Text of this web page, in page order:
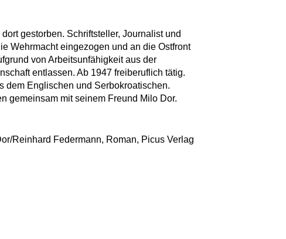
gestorben. Schriftsteller, Journalist und
Wehrmacht eingezogen und an die Ostfront
von Arbeitsunfähigkeit aus der
entlassen. Ab 1947 freiberuflich tätig.
dem Englischen und Serbokroatischen.
gemeinsam mit seinem Freund Milo Dor.
Reinhard Federmann, Roman, Picus Verlag